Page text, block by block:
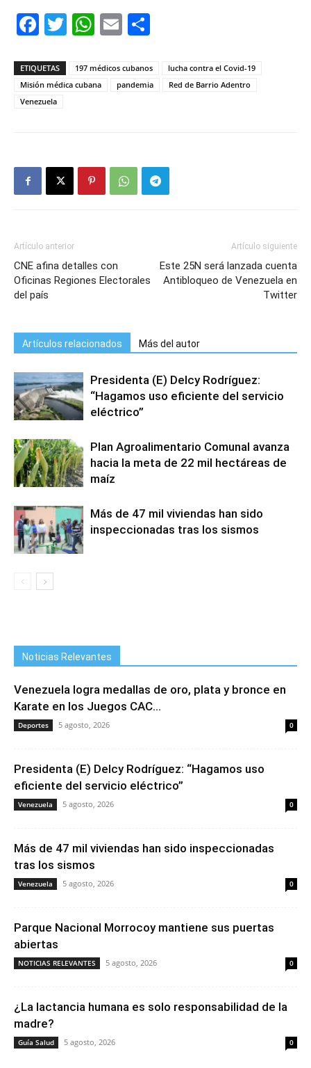
Facebook
Twitter
WhatsApp
Email
ETIQUETAS 197 médicos cubanos
lucha contra el Covid-19
Misión médica cubana
pandemia
Red de Barrio Adentro
Venezuela
Artículo anterior
CNE afina detalles con
Oficinas Regiones Electorales
del país
Artículo siguiente
Este 25N será lanzada cuenta
Antibloqueo de Venezuela en
Twitter
Artículos relacionados Más del autor
Presidenta (E) Delcy Rodríguez:
“Hagamos uso eficiente del servicio
eléctrico”
Plan Agroalimentario Comunal avanza
hacia la meta de 22 mil hectáreas de
maíz
Más de 47 mil viviendas han sido
inspeccionadas tras los sismos
Noticias Relevantes
Venezuela logra medallas de oro, plata y bronce en
Karate en los Juegos CAC...
Deportes 5 agosto, 2026 0
Presidenta (E) Delcy Rodríguez: “Hagamos uso
eficiente del servicio eléctrico”
Venezuela 5 agosto, 2026 0
Más de 47 mil viviendas han sido inspeccionadas
tras los sismos
Venezuela 5 agosto, 2026 0
Parque Nacional Morrocoy mantiene sus puertas
abiertas
NOTICIAS RELEVANTES 5 agosto, 2026 0
¿La lactancia humana es solo responsabilidad de la
madre?
Guía Salud 5 agosto, 2026 0